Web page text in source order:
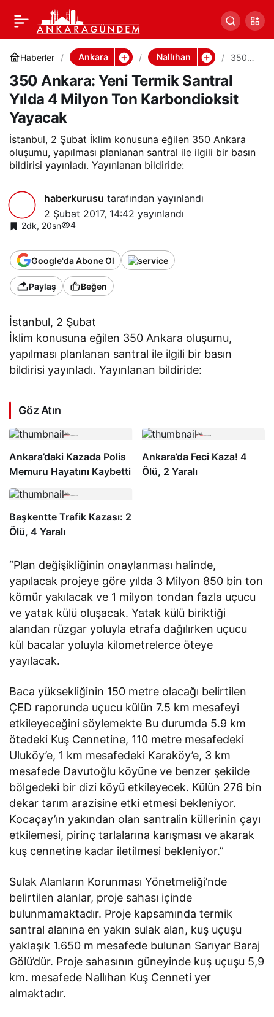
Haberler Ankara Nallıhan
350
: Yeni
Termik
Santral
Karbo
ndioksi
ak
350 Ankara: Yeni Termik Santral
Yılda 4 Milyon Ton Karbondioksit
Yayacak
İstanbul, 2 Şubat İklim konusuna eğilen 350 Ankara
oluşumu, yapılması planlanan santral ile ilgili bir basın
bildirisi yayınladı. Yayınlanan bildiride:
haberkurusu tarafından yayınlandı
2 Şubat 2017, 14:42 yayınlandı
2dk, 20sn 4
Google'da Abone Ol
Paylaş Beğen
İstanbul, 2 Şubat
İklim konusuna eğilen 350 Ankara oluşumu,
yapılması planlanan santral ile ilgili bir basın
bildirisi yayınladı. Yayınlanan bildiride:
Göz Atın
Ankara’daki Kazada Polis
Memuru Hayatını Kaybetti
Ankara’da Feci Kaza! 4
Ölü, 2 Yaralı
Başkentte Trafik Kazası: 2
Ölü, 4 Yaralı
“Plan değişikliğinin onaylanması halinde,
yapılacak projeye göre yılda 3 Milyon 850 bin ton
kömür yakılacak ve 1 milyon tondan fazla uçucu
ve yatak külü oluşacak. Yatak külü biriktiği
alandan rüzgar yoluyla etrafa dağılırken uçucu
kül bacalar yoluyla kilometrelerce öteye
yayılacak.
Baca yüksekliğinin 150 metre olacağı belirtilen
ÇED raporunda uçucu külün 7.5 km mesafeyi
etkileyeceğini söylemekte Bu durumda 5.9 km
ötedeki Kuş Cennetine, 110 metre mesafedeki
Uluköy’e, 1 km mesafedeki Karaköy’e, 3 km
mesafede Davutoğlu köyüne ve benzer şekilde
bölgedeki bir dizi köyü etkileyecek. Külün 276 bin
dekar tarım arazisine etki etmesi bekleniyor.
Kocaçay’ın yakından olan santralin küllerinin çayı
etkilemesi, pirinç tarlalarına karışması ve akarak
kuş cennetine kadar iletilmesi bekleniyor.”
Sulak Alanların Korunması Yönetmeliği’nde
belirtilen alanlar, proje sahası içinde
bulunmamaktadır. Proje kapsamında termik
santral alanına en yakın sulak alan, kuş uçuşu
yaklaşık 1.650 m mesafede bulunan Sarıyar Baraj
Gölü’dür. Proje sahasının güneyinde kuş uçuşu 5,9
km. mesafede Nallıhan Kuş Cenneti yer
almaktadır.
350 Ankara: Yeni Termik
Santral Yılda 4 Milyon
Ton Karbondioksit
Yayacak
Paylaş